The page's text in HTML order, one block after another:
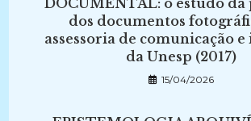
DOCUMENTAL: o estudo
dos documentos
assessoria de comunicação
da Unesp (2017)
15/04/2026